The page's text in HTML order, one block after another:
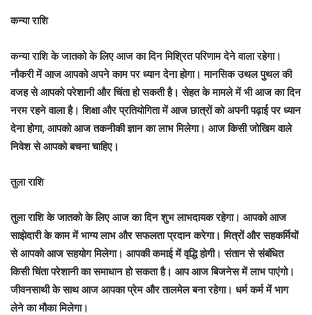
कन्या राशि
कन्या राशि के जातको के लिए आज का दिन मिश्रित परिणाम देने वाला रहेगा।
नौकरी में आज आपको अपने काम पर ध्यान देना होगा। मानसिक उथल पुथल की
वजह से आपको परेशानी और चिंता हो सकती है। सेहत के मामले में भी आज का दिन
नरम रहने वाला है। शिक्षा और प्रतियोगिता में आज छात्रों को अपनी पढ़ाई पर ध्यान
देना होगा, आपको आज तकनीकी ज्ञान का लाभ मिलेगा। आज किसी जोखिम वाले
निवेश से आपको बचना चाहिए।
तुला राशि
तुला राशि के जातको के लिए आज का दिन शुभ लाभदायक रहेगा। आपको आज
साझेदारी के काम में भाग्य लाभ और सफलता प्रदान करेगा। मित्रों और सहकर्मियों
से आपको आज सहयोग मिलेगा। आपकी कमाई में वृद्धि होगी। संतान से संबंधित
किसी चिंता परेशानी का समाधान हो सकता है। आप आज बिजनेस में लाभ पाएंगो।
जीवनसाथी के साथ आज आपका प्रेम और तालमेल बना रहेगा। धर्म कर्म में भाग
लेने का मौका मिलेगा।